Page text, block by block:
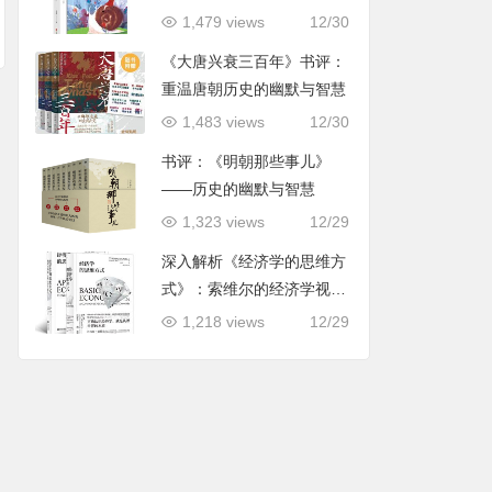
用指导
12/30
1,479 views
《大唐兴衰三百年》书评：
重温唐朝历史的幽默与智慧
12/30
1,483 views
书评：《明朝那些事儿》
——历史的幽默与智慧
12/29
1,323 views
深入解析《经济学的思维方
式》：索维尔的经济学视角
与社会现实
12/29
1,218 views